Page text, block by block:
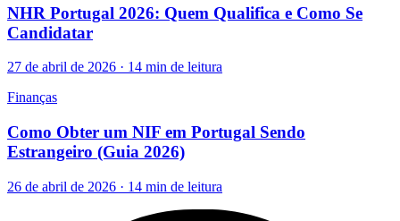
NHR Portugal 2026: Quem Qualifica e Como Se
Candidatar
27 de abril de 2026 · 14 min de leitura
Finanças
Como Obter um NIF em Portugal Sendo
Estrangeiro (Guia 2026)
26 de abril de 2026 · 14 min de leitura